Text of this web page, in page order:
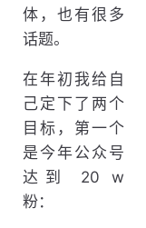
体，也有很多
话题。
在年初我给自
己定下了两个
目标，第一个
是今年公众号
达到 20 w
粉：